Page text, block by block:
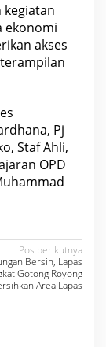
kegiatan
ekonomi
akses
Pj
Staf Ahli,
OPD
Pos berikutnya
Bersih, Lapas
Gotong Royong
Area Lapas